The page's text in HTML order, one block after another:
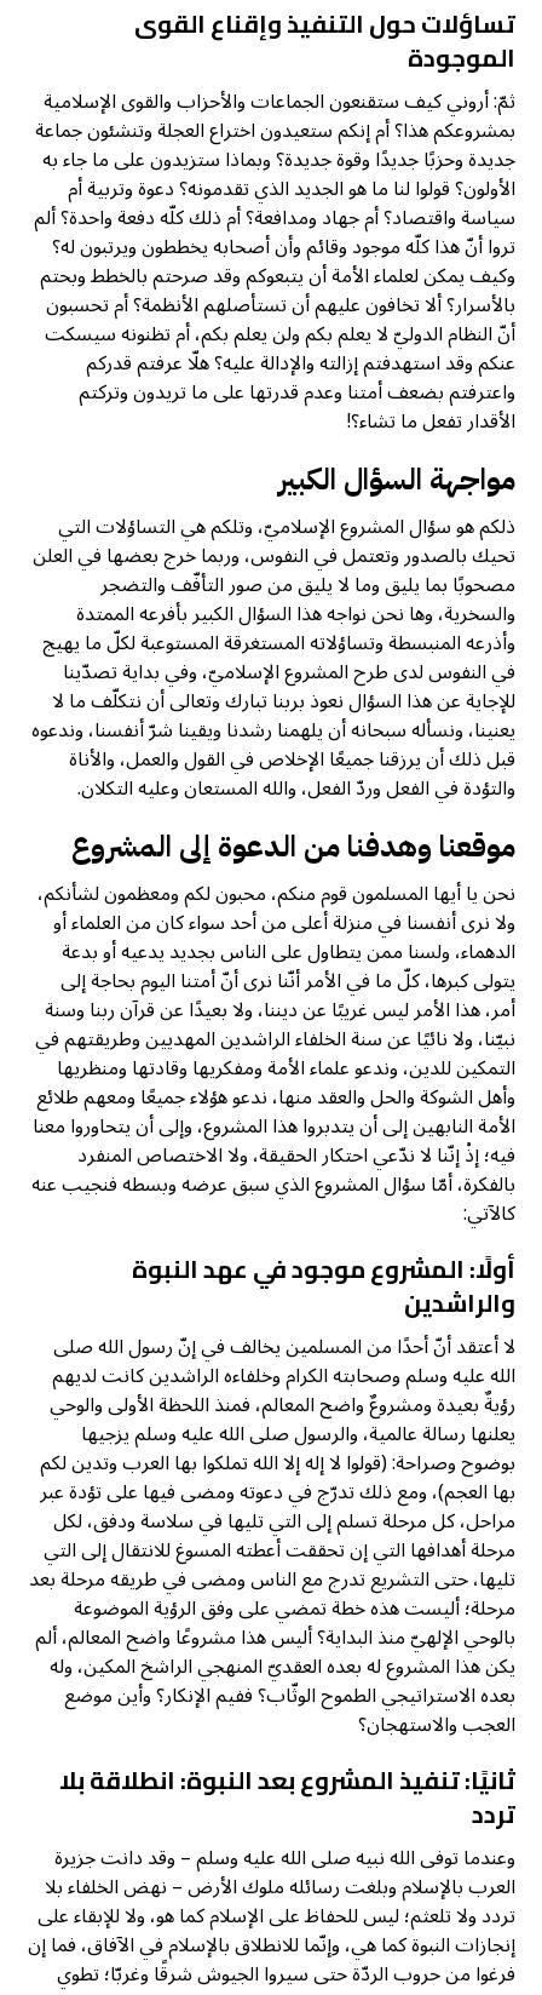
تساؤلات حول التنفيذ وإقناع القوى
الموجودة
ثمّ: أروني كيف ستقنعون الجماعات والأحزاب والقوى الإسلامية
بمشروعكم هذا؟ أم إنكم ستعيدون اختراع العجلة وتنشئون جماعة
جديدة وحزبًا جديدًا وقوة جديدة؟ وبماذا ستزيدون على ما جاء به
الأولون؟ قولوا لنا ما هو الجديد الذي تقدمونه؟ دعوة وتربية أم
سياسة واقتصاد؟ أم جهاد ومدافعة؟ أم ذلك كلّه دفعة واحدة؟ ألم
تروا أنّ هذا كلّه موجود وقائم وأن أصحابه يخططون ويرتبون له؟
وكيف يمكن لعلماء الأمة أن يتبعوكم وقد صرحتم بالخطط وبحتم
بالأسرار؟ ألا تخافون عليهم أن تستأصلهم الأنظمة؟ أم تحسبون
أنّ النظام الدوليّ لا يعلم بكم ولن يعلم بكم، أم تظنونه سيسكت
عنكم وقد استهدفتم إزالته والإدالة عليه؟ هلّا عرفتم قدركم
واعترفتم بضعف أمتنا وعدم قدرتها على ما تريدون وتركتم
الأقدار تفعل ما تشاء؟!
مواجهة السؤال الكبير
ذلكم هو سؤال المشروع الإسلاميّ، وتلكم هي التساؤلات التي
تحيك بالصدور وتعتمل في النفوس، وربما خرج بعضها في العلن
مصحوبًا بما يليق وما لا يليق من صور التأفّف والتضجر
والسخرية، وها نحن نواجه هذا السؤال الكبير بأفرعه الممتدة
وأذرعه المنبسطة وتساؤلاته المستغرقة المستوعبة لكلّ ما يهيج
في النفوس لدى طرح المشروع الإسلاميّ، وفي بداية تصدّينا
للإجاية عن هذا السؤال نعوذ بربنا تبارك وتعالى أن نتكلّف ما لا
يعنينا، ونسأله سبحانه أن يلهمنا رشدنا ويقينا شرّ أنفسنا، وندعوه
قبل ذلك أن يرزقنا جميعًا الإخلاص في القول والعمل، والأناة
والتؤدة في الفعل وردّ الفعل، والله المستعان وعليه التكلان.
موقعنا وهدفنا من الدعوة إلى المشروع
نحن يا أيها المسلمون قوم منكم، محبون لكم ومعظمون لشأنكم،
ولا نرى أنفسنا في منزلة أعلى من أحد سواء كان من العلماء أو
الدهماء، ولسنا ممن يتطاول على الناس بجديد يدعيه أو بدعة
يتولى كبرها، كلّ ما في الأمر أنّنا نرى أنّ أمتنا اليوم بحاجة إلى
أمر، هذا الأمر ليس غريبًا عن ديننا، ولا بعيدًا عن قرآن ربنا وسنة
نبيّنا، ولا نائيًا عن سنة الخلفاء الراشدين المهديين وطريقتهم في
التمكين للدين، وندعو علماء الأمة ومفكريها وقادتها ومنظريها
وأهل الشوكة والحل والعقد منها، ندعو هؤلاء جميعًا ومعهم طلائع
الأمة النابهين إلى أن يتدبروا هذا المشروع، وإلى أن يتحاوروا معنا
فيه؛ إذْ إنّنا لا ندّعي احتكار الحقيقة، ولا الاختصاص المنفرد
بالفكرة، أمّا سؤال المشروع الذي سبق عرضه وبسطه فنجيب عنه
كالآتي:
أولًا: المشروع موجود في عهد النبوة
والراشدين
لا أعتقد أنّ أحدًا من المسلمين يخالف في إنّ رسول الله صلى
الله عليه وسلم وصحابته الكرام وخلفاءه الراشدين كانت لديهم
رؤيةٌ بعيدة ومشروعٌ واضح المعالم، فمنذ اللحظة الأولى والوحي
يعلنها رسالة عالمية، والرسول صلى الله عليه وسلم يزجيها
بوضوح وصراحة: (قولوا لا إله إلا الله تملكوا بها العرب وتدين لكم
بها العجم)، ومع ذلك تدرّج في دعوته ومضى فيها على تؤدة عبر
مراحل، كل مرحلة تسلم إلى التي تليها في سلاسة ودفق، لكل
مرحلة أهدافها التي إن تحققت أعطته المسوغ للانتقال إلى التي
تليها، حتى التشريع تدرج مع الناس ومضى في طريقه مرحلة بعد
مرحلة؛ أليست هذه خطة تمضي على وفق الرؤية الموضوعة
بالوحي الإلهيّ منذ البداية؟ أليس هذا مشروعًا واضح المعالم، ألم
يكن هذا المشروع له بعده العقديّ المنهجي الراشخ المكين، وله
بعده الاستراتيجي الطموح الوثّاب؟ ففيم الإنكار؟ وأين موضع
العجب والاستهجان؟
ثانيًا: تنفيذ المشروع بعد النبوة: انطلاقة بلا
تردد
وعندما توفى الله نبيه صلى الله عليه وسلم – وقد دانت جزيرة
العرب بالإسلام وبلغت رسائله ملوك الأرض – نهض الخلفاء بلا
تردد ولا تلعثم؛ ليس للحفاظ على الإسلام كما هو، ولا للإبقاء على
إنجازات النبوة كما هي، وإنّما للانطلاق بالإسلام في الآفاق، فما إن
فرغوا من حروب الردّة حتى سيروا الجيوش شرقًا وغربّا؛ تطوي